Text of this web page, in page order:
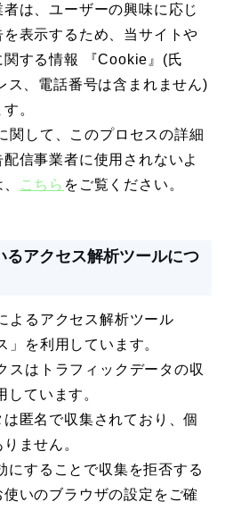
は、ユーザーの興味に応じ
表示するため、当サイトや
する情報 『Cookie』(氏
ス、電話番号は含まれません)
。
関して、このプロセスの詳細
信事業者に使用されないよ
こちら をご覧ください。
るアクセス解析ツールにつ
よるアクセス解析ツール
」を利用しています。
スはトラフィックデータの収
ています。
匿名で収集されており、個
ません。
にすることで収集を拒否する
いのブラウザの設定をご確